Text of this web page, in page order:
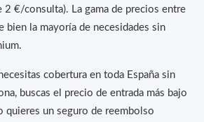
2 €/consulta). La gama de precios entre
bien la mayoría de necesidades sin
cobertura en toda España sin
buscas el precio de entrada más bajo
quieres un seguro de reembolso